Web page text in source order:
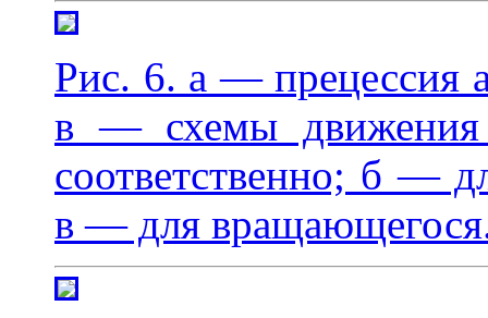
Рис. 6. а — прецессия
в — схемы движения
соответственно; б —
в — для